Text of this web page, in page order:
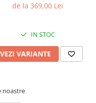
de la 369,00 Lei
IN STOC
VEZI VARIANTE
noastre